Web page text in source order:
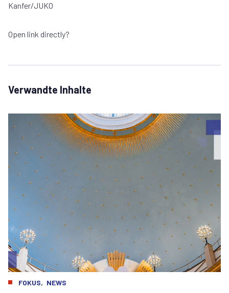
Kanfer/JUKO
Open link directly?
Verwandte Inhalte
FOKUS, NEWS